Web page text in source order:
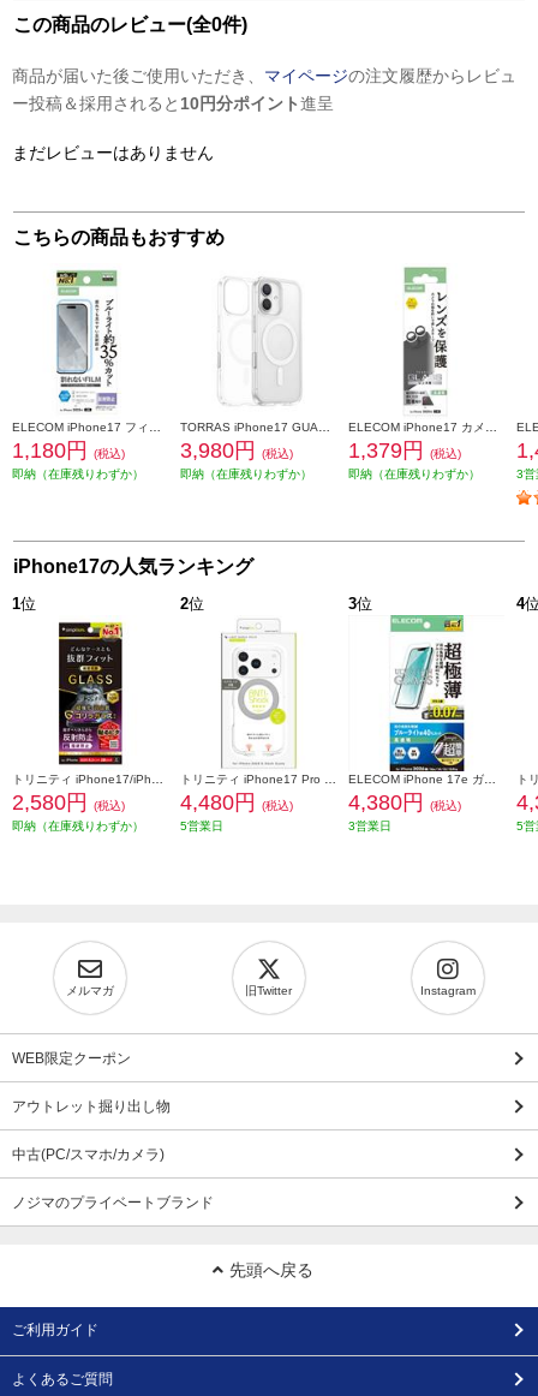
この商品のレビュー(全0件)
商品が届いた後ご使用いただき、 マイページの注文履歴からレビュ
ー投稿＆採用されると 10円分ポイント進呈
まだレビューはありません
こちらの商品もおすすめ
1,180円
(税込)
即納（在庫残りわずか）
3,980円
(税込)
即納（在庫残りわずか）
1,379円
(税込)
即納（在庫残りわずか）
3営
iPhone17の人気ランキング
1位
2,580円
(税込)
即納（在庫残りわずか）
2位
4,480円
(税込)
5営業日
3位
4,380円
(税込)
3営業日
4
5営
メルマガ 旧Twitter Instagram
WEB限定クーポン
アウトレット掘り出し物
中古(PC/スマホ/カメラ)
ノジマのプライベートブランド
先頭へ戻る
ご利用ガイド
よくあるご質問